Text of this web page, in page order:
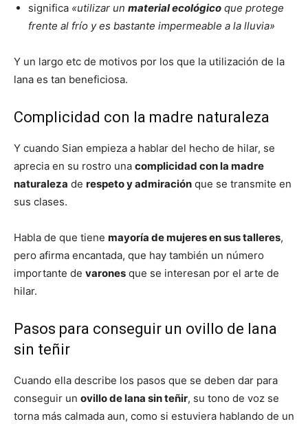
significa «utilizar un material ecológico que protege
frente al frío y es bastante impermeable a la lluvia»
Y un largo etc de motivos por los que la utilización de la
lana es tan beneficiosa.
Complicidad con la madre naturaleza
Y cuando Sian empieza a hablar del hecho de hilar, se
aprecia en su rostro una complicidad con la madre
naturaleza de respeto y admiración que se transmite en
sus clases.
Habla de que tiene mayoría de mujeres en sus talleres,
pero afirma encantada, que hay también un número
importante de varones que se interesan por el arte de
hilar.
Pasos para conseguir un ovillo de lana
sin teñir
Cuando ella describe los pasos que se deben dar para
conseguir un ovillo de lana sin teñir, su tono de voz se
torna más calmada aun, como si estuviera hablando de un